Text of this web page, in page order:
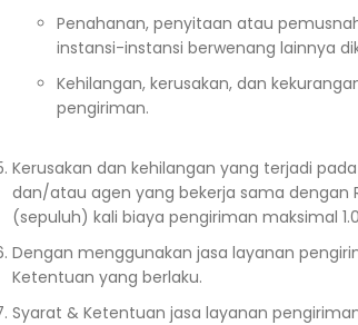
Penahanan, penyitaan atau
instansi-instansi berwenang lainnya
Kehilangan, kerusakan, dan
pengiriman.
Kerusakan dan kehilangan yang terjadi
dan/atau agen yang bekerja sama dengan
(sepuluh) kali biaya pengiriman maksimal
Dengan menggunakan jasa layanan
Ketentuan yang berlaku.
Syarat & Ketentuan jasa layanan